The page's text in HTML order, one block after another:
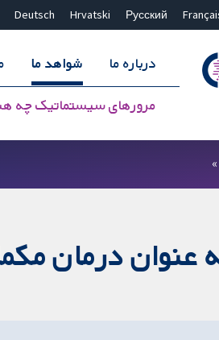
Русский
Hrvatski
Deutsch
درباره ما شواهد ما
مرورهای سیستماتیک چه
عنوان درمان